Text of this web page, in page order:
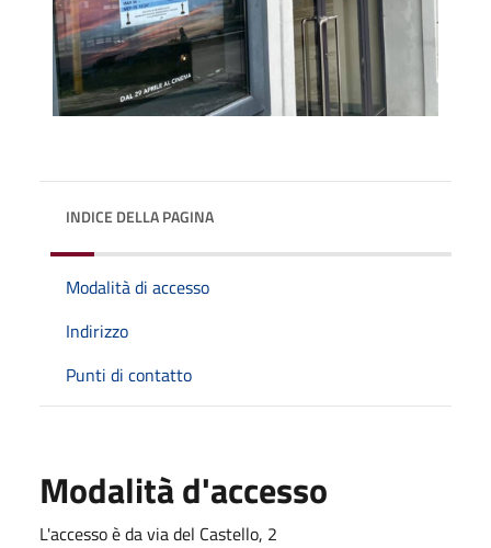
INDICE DELLA PAGINA
Modalità di accesso
Indirizzo
Punti di contatto
Modalità d'accesso
L'accesso è da via del Castello, 2